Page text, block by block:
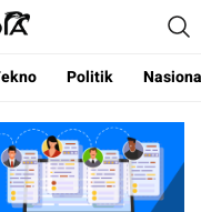
Indonesia
Politik